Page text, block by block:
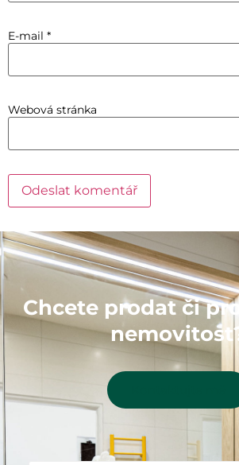
E-mail *
Webová stránka
Chcete prodat či